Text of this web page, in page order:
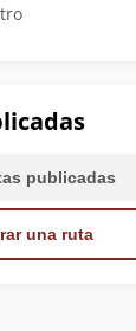
publicadas
una ruta